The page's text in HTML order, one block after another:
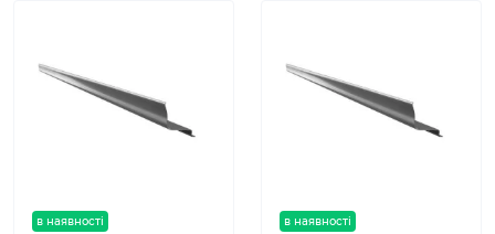
в наявності в наявності